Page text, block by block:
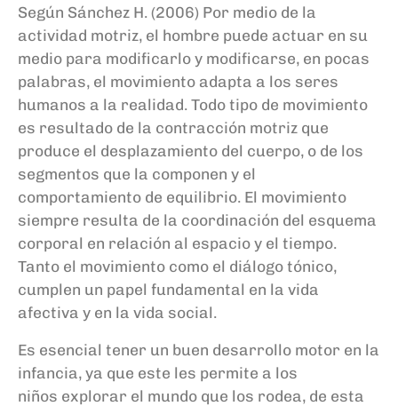
Según Sánchez H. (2006) Por medio de la
actividad motriz, el hombre puede actuar en su
medio para modificarlo y modificarse, en pocas
palabras, el movimiento adapta a los seres
humanos a la realidad. Todo tipo de movimiento
es resultado de la contracción motriz que
produce el desplazamiento del cuerpo, o de los
segmentos que la componen y el
comportamiento de equilibrio. El movimiento
siempre resulta de la coordinación del esquema
corporal en relación al espacio y el tiempo.
Tanto el movimiento como el diálogo tónico,
cumplen un papel fundamental en la vida
afectiva y en la vida social.
Es esencial tener un buen desarrollo motor en la
infancia, ya que este les permite a los
niños explorar el mundo que los rodea, de esta